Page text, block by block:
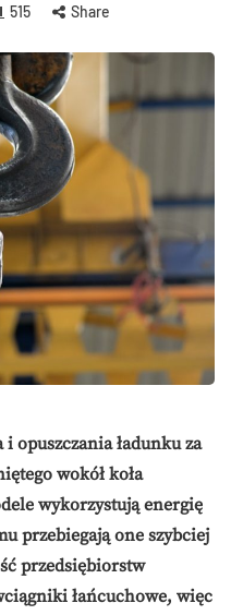
515 Share
opuszczania ładunku za
wokół koła
wykorzystują energię
przebiegają one szybciej
przedsiębiorstw
łańcuchowe, więc